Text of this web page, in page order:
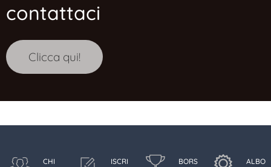
contattaci
Clicca qui!
CHI
ISCRI
BORS
ALBO